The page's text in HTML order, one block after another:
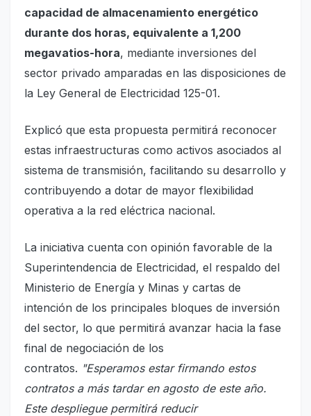
capacidad de almacenamiento energético
durante dos horas, equivalente a 1,200
megavatios-hora, mediante inversiones del
sector privado amparadas en las disposiciones de
la Ley General de Electricidad 125-01.
Explicó que esta propuesta permitirá reconocer
estas infraestructuras como activos asociados al
sistema de transmisión, facilitando su desarrollo y
contribuyendo a dotar de mayor flexibilidad
operativa a la red eléctrica nacional.
La iniciativa cuenta con opinión favorable de la
Superintendencia de Electricidad, el respaldo del
Ministerio de Energía y Minas y cartas de
intención de los principales bloques de inversión
del sector, lo que permitirá avanzar hacia la fase
final de negociación de los
contratos. "Esperamos estar firmando estos
contratos a más tardar en agosto de este año.
Este despliegue permitirá reducir